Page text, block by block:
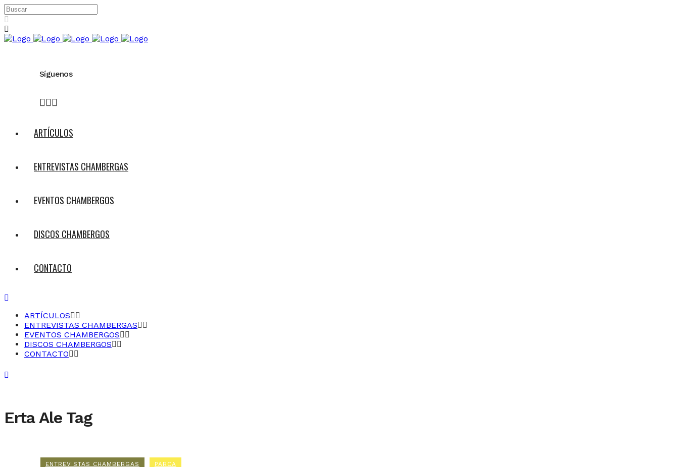
Síguenos
ARTÍCULOS
ENTREVISTAS CHAMBERGAS
EVENTOS CHAMBERGOS
DISCOS CHAMBERGOS
CONTACTO
ARTÍCULOS
ENTREVISTAS CHAMBERGAS
EVENTOS CHAMBERGOS
DISCOS CHAMBERGOS
CONTACTO
Erta Ale Tag
ENTREVISTAS CHAMBERGAS PARCA